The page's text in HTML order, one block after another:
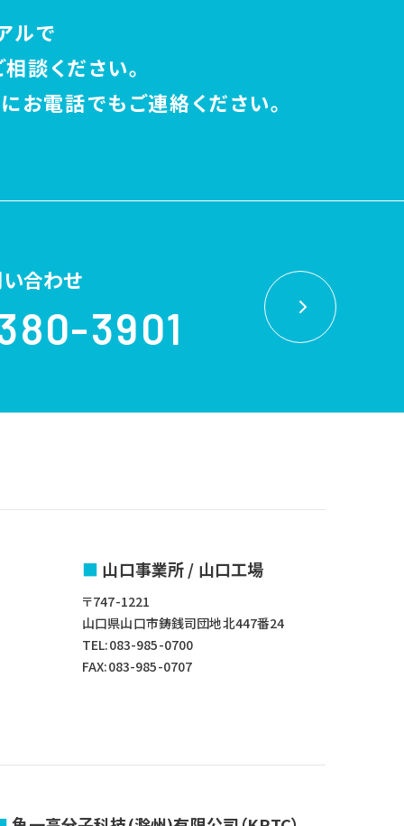
ルで
談ください。
お電話でもご連絡ください。
合わせ
3901
山口事業所 / 山口工場
〒747-1221
山口県山口市鋳銭司団地北447番24
TEL:083-985-0700
FAX:083-985-0707